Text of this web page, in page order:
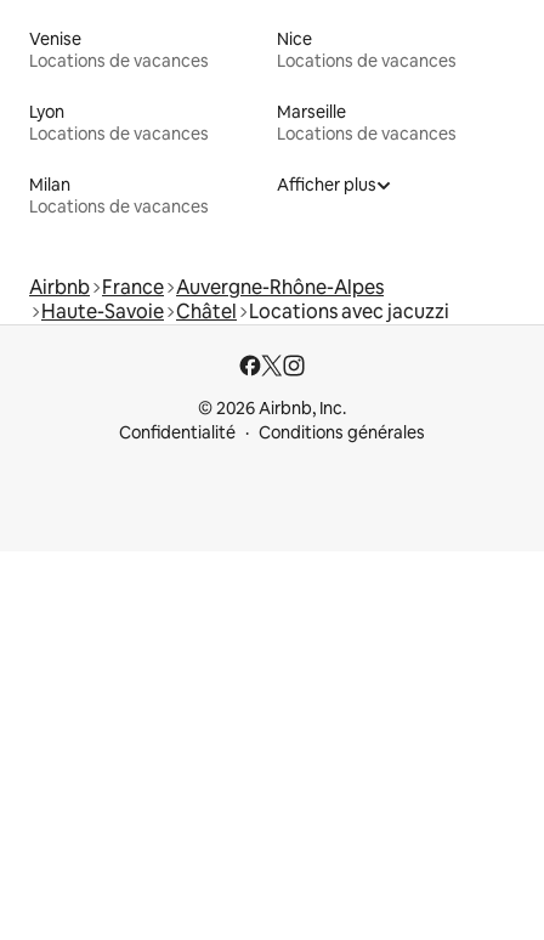
Venise
Locations de vacances
Nice
Locations de vacances
Lyon
Locations de vacances
Marseille
Locations de vacances
Milan
Locations de vacances
Afficher plus
Airbnb France Auvergne-Rhône-Alpes
Haute-Savoie Châtel Locations avec jacuzzi
© 2026 Airbnb, Inc.
Confidentialité
Conditions générales